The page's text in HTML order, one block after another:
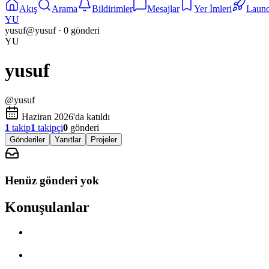
Akış Arama Bildirimler Mesajlar Yer İmleri
YU
yusuf@yusuf· 0 gönderi
YU
yusuf
@yusuf
Haziran 2026'da katıldı
1 takip1 takipçi0 gönderi
Gönderiler Yanıtlar Projeler
Henüz gönderi yok
Konuşulanlar